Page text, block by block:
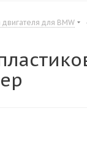
двигателя для BMW